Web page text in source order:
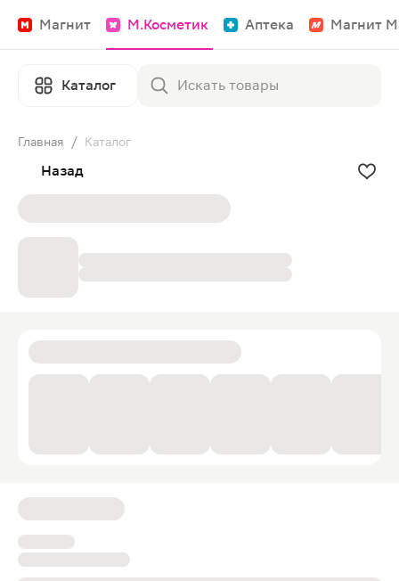
Магнит М.Косметик Аптека Магнит
Каталог
Главная / Каталог
Назад